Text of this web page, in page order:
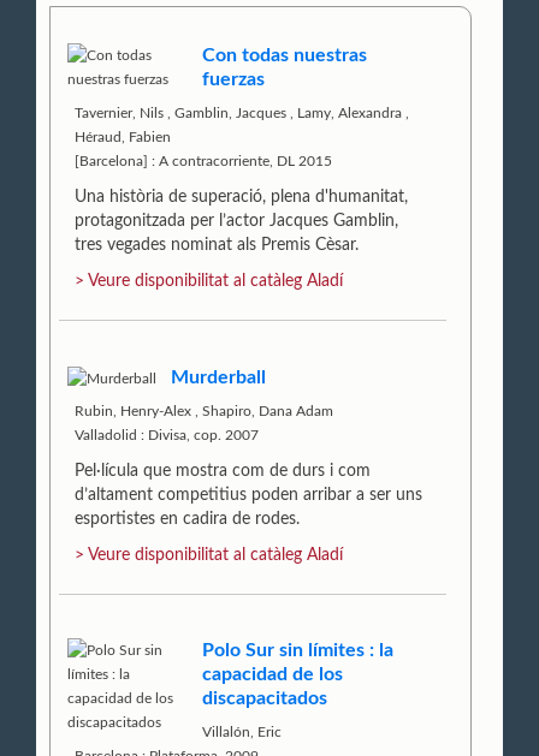
Con todas nuestras
fuerzas
Tavernier, Nils ,Gamblin, Jacques Lamy, Alexandra
Héraud, Fabien
[Barcelona] : A contracorriente, DL 2015
Una història de superació, plena d'humanitat,
protagonitzada per l’actor Jacques Gamblin,
tres vegades nominat als Premis Cèsar.
> Veure disponibilitat al catàleg Aladí
Murderball
Rubin, Henry-Alex ,Shapiro, Dana Adam
Valladolid : Divisa, cop. 2007
Pel·lícula que mostra com de durs i com
d’altament competitius poden arribar a ser uns
esportistes en cadira de rodes.
> Veure disponibilitat al catàleg Aladí
Polo Sur sin límites : la
capacidad de los
discapacitados
Villalón, Eric